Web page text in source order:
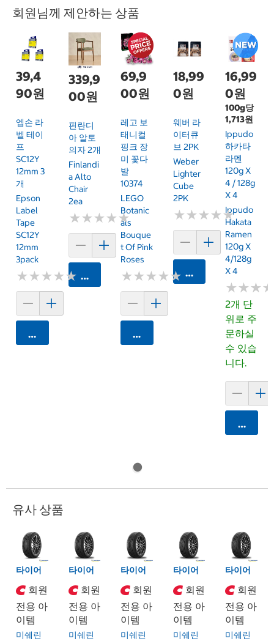
회원님께 제안하는 상품
39,4
90원
엡손 라
벨 테이
프
SC12Y
12mm 3
개
Epson
Label
Tape
SC12Y
12mm
3pack
★★★★★
★★★★★
카트에 담기
339,9
00원
핀란디
아 알토
의자 2개
Finlandi
A Alto
Chair
2ea
★★★★★
★★★★★
카트에 담기
69,9
00원
레고 보
태니컬
핑크 장
미 꽃다
발
10374
LEGO
Botanic
Als
Bouque
T Of Pink
Roses
★★★★★
★★★★★
카트에 담기
18,99
0원
웨버 라
이터큐
브 2PK
Weber
Lighter
Cube
2PK
★★★★★
★★★★★
카트에 담기
16,99
0원
100g당
1,713원
Ippudo
하카타
라멘
120g X
4 / 128g
X 4
Ippudo
Hakata
Ramen
120g X
4/128g
X 4
★★★
★★★
2개 단
위로 주
문하실
수 있습
니다.
카트에
유사 상품
타이어
회원
전용 아
이템
미쉐린
타이어
회원
전용 아
이템
미쉐린
타이어
회원
전용 아
이템
미쉐린
타이어
회원
전용 아
이템
미쉐린
타이어
회원
전용 아
이템
미쉐린